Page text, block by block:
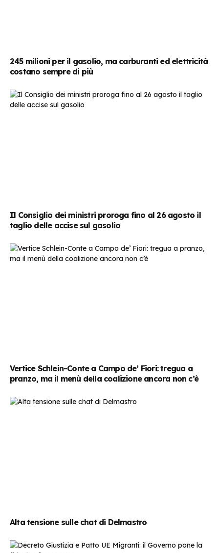
245 milioni per il gasolio, ma carburanti ed elettricità
costano sempre di più
Il Consiglio dei ministri proroga fino al 26 agosto il
taglio delle accise sul gasolio
Vertice Schlein-Conte a Campo de’ Fiori: tregua a
pranzo, ma il menù della coalizione ancora non c’è
Alta tensione sulle chat di Delmastro